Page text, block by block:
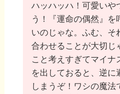
ハッハッハ！可愛いや
う！『運命の偶然』を
いのじゃな。ふむ、そ
合わせることが大切じ
こと考えすぎてマイナ
を出しておると、逆に
しまうぞ！ワシの魔法